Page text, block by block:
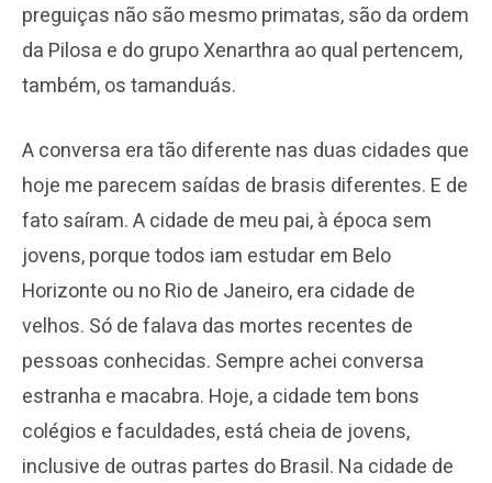
preguiças não são mesmo primatas, são da ordem
da Pilosa e do grupo Xenarthra ao qual pertencem,
também, os tamanduás.
A conversa era tão diferente nas duas cidades que
hoje me parecem saídas de brasis diferentes. E de
fato saíram. A cidade de meu pai, à época sem
jovens, porque todos iam estudar em Belo
Horizonte ou no Rio de Janeiro, era cidade de
velhos. Só de falava das mortes recentes de
pessoas conhecidas. Sempre achei conversa
estranha e macabra. Hoje, a cidade tem bons
colégios e faculdades, está cheia de jovens,
inclusive de outras partes do Brasil. Na cidade de